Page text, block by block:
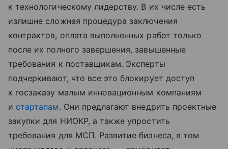
к технологическому лидерству. В их числе есть
излишне сложная процедура заключения
контрактов, оплата выполненных работ только
после их полного завершения, завышенные
требования к поставщикам. Эксперты
подчеркивают, что все это блокирует доступ
к госзаказу малым инновационным компаниям
и стартапам. Они предлагают внедрить проектные
закупки для НИОКР, а также упростить
требования для МСП. Развитие бизнеса, в том